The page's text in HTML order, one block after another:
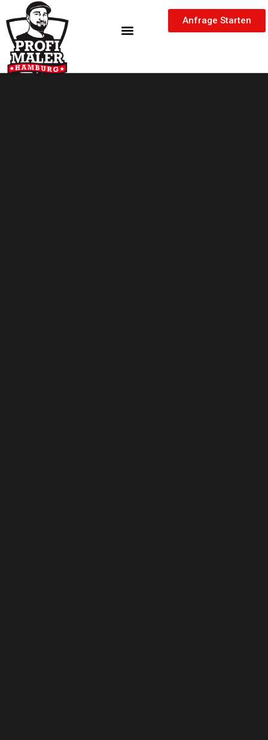
springen
Inhalt
springen
Anfrage Starten